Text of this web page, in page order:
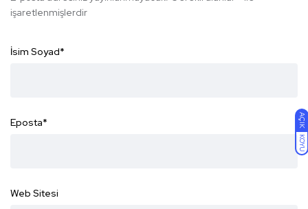
AÇIK
KOYU
işaretlenmişlerdir
İsim Soyad*
Eposta*
Web Sitesi